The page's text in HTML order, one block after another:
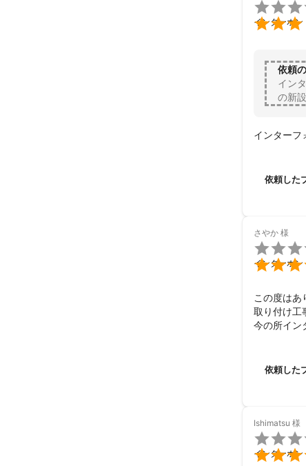
インターホ
依頼
イン
の新設
インターフ
依頼した
さやか 様
インターホ
この度はあ
取り付け工
今の所イン
依頼した
Ishimatsu 様
インターホ